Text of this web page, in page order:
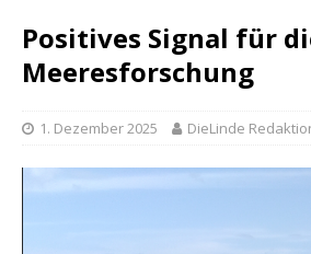
Positives Signal für
Meeresforschung
1. Dezember 2025 DieLinde